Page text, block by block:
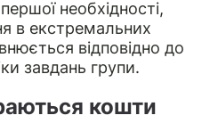
необхідності,
в екстремальних
відповідно до
завдань групи.
кошти